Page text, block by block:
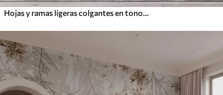
Hojas y ramas ligeras colgantes en tonos beige